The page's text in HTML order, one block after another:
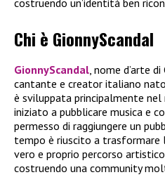
costruendo un’identità ben
Chi è GionnyScandal
GionnyScandal , nome d’arte
cantante e creator italiano
è sviluppata principalmente
iniziato a pubblicare musica e
permesso di raggiungere un
tempo è riuscito a trasformare
vero e proprio percorso
costruendo una community